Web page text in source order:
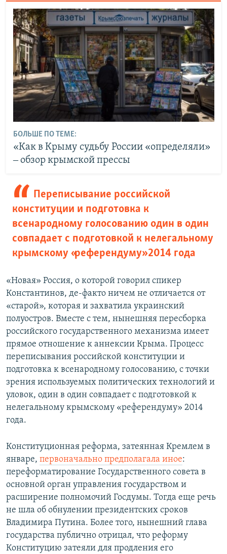
БОЛЬШЕ ПО ТЕМЕ:
«Как в Крыму судьбу России «определяли»
‒ обзор крымской прессы
Переписывание российской
конституции и подготовка к
всенародному голосованию один в один
совпадает с подготовкой к нелегальному
крымскому «референдуму» 2014 года
«Новая» Россия, о которой говорил спикер
Константинов, де-факто ничем не отличается от
«старой», которая и захватила украинский
полуостров. Вместе с тем, нынешняя пересборка
российского государственного механизма имеет
прямое отношение к аннексии Крыма. Процесс
переписывания российской конституции и
подготовка к всенародному голосованию, с точки
зрения используемых политических технологий и
уловок, один в один совпадает с подготовкой к
нелегальному крымскому «референдуму» 2014
года.
Конституционная реформа, затеянная Кремлем в
январе, первоначально предполагала иное:
переформатирование Государственного совета в
основной орган управления государством и
расширение полномочий Госдумы. Тогда еще речь
не шла об обнулении президентских сроков
Владимира Путина. Более того, нынешний глава
государства публично отрицал, что реформу
Конституцию затеяли для продления его